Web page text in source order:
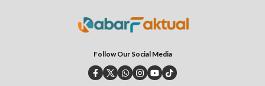
Follow Our Social Media